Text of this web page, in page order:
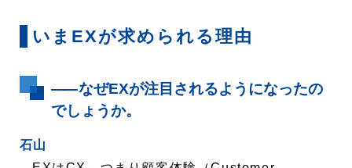
いまEXが求められる理由
――なぜEXが注目されるようになったの
でしょうか。
石山